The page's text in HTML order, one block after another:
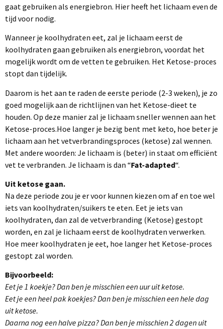
gaat gebruiken als energiebron. Hier heeft het lichaam even de
tijd voor nodig.
Wanneer je koolhydraten eet, zal je lichaam eerst de
koolhydraten gaan gebruiken als energiebron, voordat het
mogelijk wordt om de vetten te gebruiken. Het Ketose-proces
stopt dan tijdelijk.
Daarom is het aan te raden de eerste periode (2-3 weken), je zo
goed mogelijk aan de richtlijnen van het Ketose-dieet te
houden. Op deze manier zal je lichaam sneller wennen aan het
Ketose-proces.Hoe langer je bezig bent met keto, hoe beter je
lichaam aan het vetverbrandingsproces (ketose) zal wennen.
Met andere woorden: Je lichaam is (beter) in staat om efficiënt
vet te verbranden. Je lichaam is dan “Fat-adapted“.
Uit ketose gaan.
Na deze periode zou je er voor kunnen kiezen om af en toe wel
iets van koolhydraten/suikers te eten. Eet je iets van
koolhydraten, dan zal de vetverbranding (Ketose) gestopt
worden, en zal je lichaam eerst de koolhydraten verwerken.
Hoe meer koolhydraten je eet, hoe langer het Ketose-proces
gestopt zal worden.
Bijvoorbeeld:
Eet je 1 koekje? Dan ben je misschien een uur uit ketose.
Eet je een heel pak koekjes? Dan ben je misschien een hele dag
uit ketose.
Daarna nog een halve pizza? Dan ben je misschien 2 dagen uit